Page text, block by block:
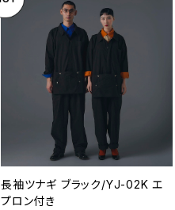
長袖ツナギ ブラック/YJ-02K エ
プロン付き